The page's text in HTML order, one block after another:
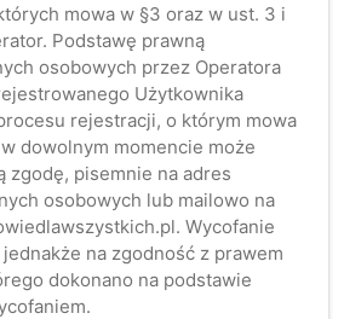
mowa w §3 oraz w ust. 3 i
Podstawę prawną
osobowych przez Operatora
Użytkownika
rejestracji, o którym mowa
dowolnym momencie może
zgodę, pisemnie na adres
osobowych lub mailowo na
Wycofanie
na zgodność z prawem
dokonano na podstawie